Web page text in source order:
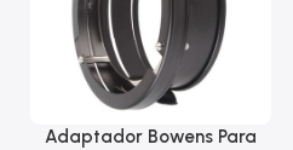
Adaptador Bowens Para